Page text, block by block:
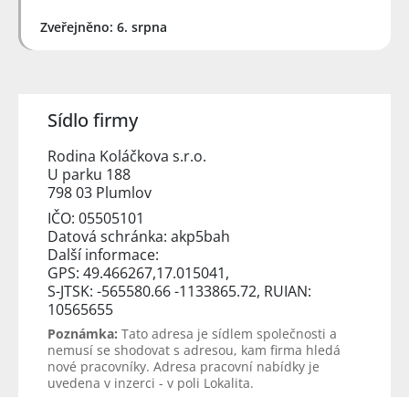
Zveřejněno: 6. srpna
Sídlo firmy
Rodina Koláčkova s.r.o.
U parku 188
798 03 Plumlov
IČO: 05505101
Datová schránka: akp5bah
Další informace:
GPS: 49.466267,17.015041,
S-JTSK: -565580.66 -1133865.72, RUIAN:
10565655
Poznámka: Tato adresa je sídlem společnosti a
nemusí se shodovat s adresou, kam firma hledá
nové pracovníky. Adresa pracovní nabídky je
uvedena v inzerci - v poli Lokalita.